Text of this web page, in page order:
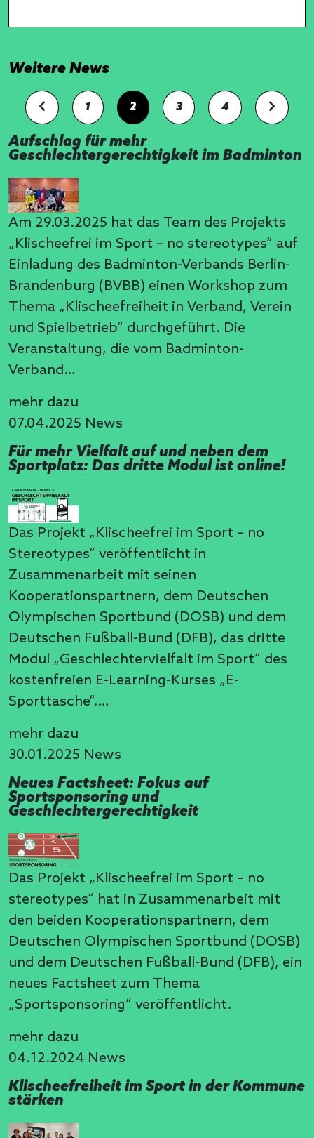
Weitere News
1 2 3 4
Aufschlag für mehr
Geschlechtergerechtigkeit im Badminton
Am 29.03.2025 hat das Team des Projekts
„Klischeefrei im Sport – no stereotypes“ auf
Einladung des Badminton-Verbands Berlin-
Brandenburg (BVBB) einen Workshop zum
Thema „Klischeefreiheit in Verband, Verein
und Spielbetrieb“ durchgeführt. Die
Veranstaltung, die vom Badminton-
Verband…
mehr dazu
07.04.2025 News
Für mehr Vielfalt auf und neben dem
Sportplatz: Das dritte Modul ist online!
Das Projekt „Klischeefrei im Sport – no
Stereotypes“ veröffentlicht in
Zusammenarbeit mit seinen
Kooperationspartnern, dem Deutschen
Olympischen Sportbund (DOSB) und dem
Deutschen Fußball-Bund (DFB), das dritte
Modul „Geschlechtervielfalt im Sport“ des
kostenfreien E-Learning-Kurses „E-
Sporttasche“.…
mehr dazu
30.01.2025 News
Neues Factsheet: Fokus auf
Sportsponsoring und
Geschlechtergerechtigkeit
Das Projekt „Klischeefrei im Sport – no
stereotypes“ hat in Zusammenarbeit mit
den beiden Kooperationspartnern, dem
Deutschen Olympischen Sportbund (DOSB)
und dem Deutschen Fußball-Bund (DFB), ein
neues Factsheet zum Thema
„Sportsponsoring“ veröffentlicht.
mehr dazu
04.12.2024 News
Klischeefreiheit im Sport in der Kommune
stärken